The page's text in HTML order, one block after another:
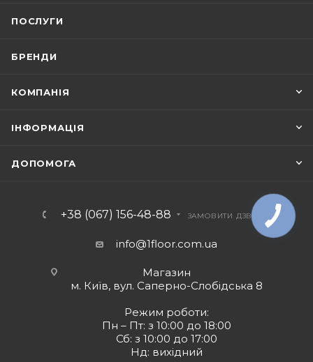
ПОСЛУГИ
БРЕНДИ
КОМПАНІЯ
ІНФОРМАЦІЯ
ДОПОМОГА
+38 (067) 156-48-88 ЗАМОВИТИ ДЗВІНОК
info@1floor.com.ua
Магазин
м. Київ, вул. Саперно-Слобідська 8
Режим роботи:
Пн – Пт: з 10:00 до 18:00
Сб: з 10:00 до 17:00
Нд: вихідний